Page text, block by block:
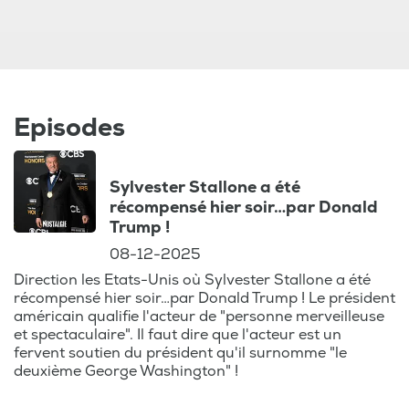
Mitterrand, Roland Dumas a marqué la
politique française par son influence et ses
nombreuses contributions internationales.
Décédé récemment à l'âge de 101 ans, son
portrait revient sur une carrière riche et
tumultueuse.
Dorothée : Icône de la télévision française,
Dorothée a bercé des générations
d'enfants avec ses émissions cultes. Son
impact sur la culture populaire et son
parcours professionnel sont explorés en
Episodes
Sylvester Stallone a été
récompensé hier soir…par Donald
Trump !
08-12-2025
Direction les Etats-Unis où Sylvester Stallone a été
récompensé hier soir…par Donald Trump ! Le président
américain qualifie l'acteur de "personne merveilleuse
et spectaculaire". Il faut dire que l'acteur est un
fervent soutien du président qu'il surnomme "le
deuxième George Washington" !